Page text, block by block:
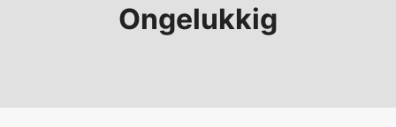
Ongelukkig